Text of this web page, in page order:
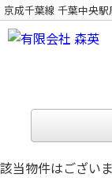
京成千葉線 千葉中央
該当物件はございま